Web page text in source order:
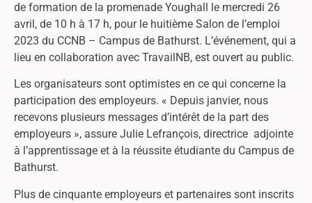
de formation de la promenade Youghall le mercredi 26
avril, de 10 h à 17 h, pour le huitième Salon de l’emploi
2023 du CCNB – Campus de Bathurst. L’événement, qui a
lieu en collaboration avec TravailNB, est ouvert au public.
Les organisateurs sont optimistes en ce qui concerne la
participation des employeurs. « Depuis janvier, nous
recevons plusieurs messages d’intérêt de la part des
employeurs », assure Julie Lefrançois, directrice adjointe
à l’apprentissage et à la réussite étudiante du Campus de
Bathurst.
Plus de cinquante employeurs et partenaires sont inscrits